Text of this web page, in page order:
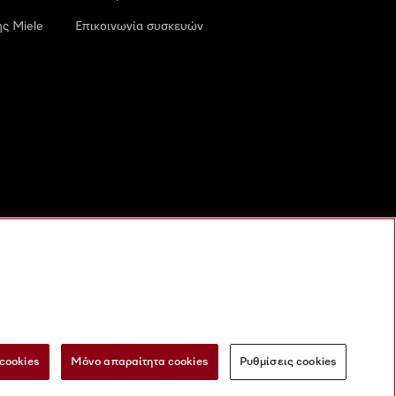
Miele Επικοινωνία συσκευών
ψηφιακές υπηρεσίες Φόρμα Υπαναχώρησης
Μόνο απαραίτητα cookies Ρυθμίσεις cookies